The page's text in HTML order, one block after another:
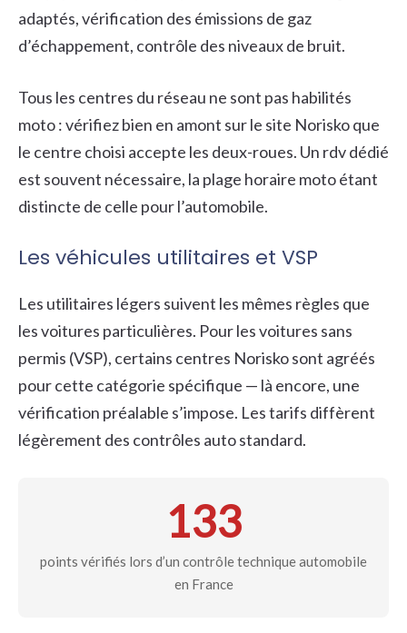
adaptés, vérification des émissions de gaz
d’échappement, contrôle des niveaux de bruit.
Tous les centres du réseau ne sont pas habilités
moto : vérifiez bien en amont sur le site Norisko que
le centre choisi accepte les deux-roues. Un rdv dédié
est souvent nécessaire, la plage horaire moto étant
distincte de celle pour l’automobile.
Les véhicules utilitaires et VSP
Les utilitaires légers suivent les mêmes règles que
les voitures particulières. Pour les voitures sans
permis (VSP), certains centres Norisko sont agréés
pour cette catégorie spécifique — là encore, une
vérification préalable s’impose. Les tarifs diffèrent
légèrement des contrôles auto standard.
133
points vérifiés lors d’un contrôle technique automobile
en France